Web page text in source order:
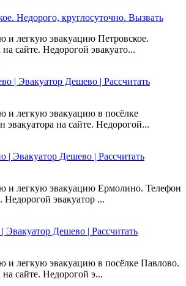
Недорого, круглосуточно. Вызвать
и легкую эвакуацию Петровское.
сайте. Недорогой эвакуато...
| Эвакуатор Дешево | Рассчитать
и легкую эвакуацию в посёлке
на сайте. Недорогой...
| Эвакуатор Дешево | Рассчитать
и легкую эвакуацию Ермолино. Телефон
Недорогой эвакуатор ...
Эвакуатор Дешево | Рассчитать
и легкую эвакуацию в посёлке Павлово.
сайте. Недорогой э...